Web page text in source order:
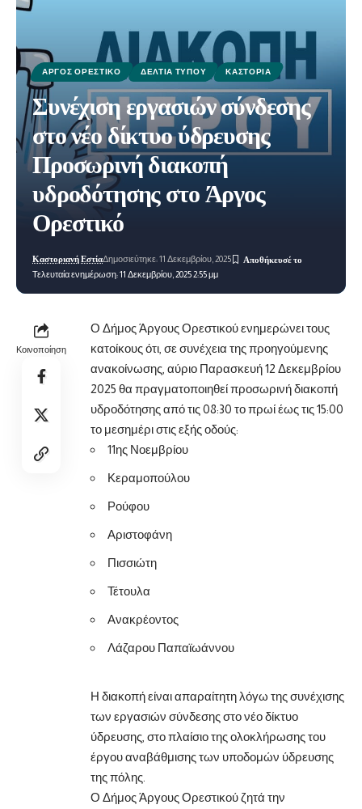
ΆΡΓΟΣ ΟΡΕΣΤΙΚΌ ΔΕΛΤΊΑ ΤΎΠΟΥ ΚΑΣΤΟΡΙΆ
Συνέχιση εργασιών σύνδεσης
στο νέο δίκτυο ύδρευσης
Προσωρινή διακοπή
υδροδότησης στο Άργος
Ορεστικό
Τελευταία ενημέρωση: 11 Δεκεμβρίου, 2025 2:55 μμ
Καστοριανή ΕστίαΔημοσιεύτηκε: 11 Δεκεμβρίου, 2025
Κοινοποίηση
Ο Δήμος Άργους Ορεστικού ενημερώνει τους
κατοίκους ότι, σε συνέχεια της προηγούμενης
ανακοίνωσης, αύριο Παρασκευή 12 Δεκεμβρίου
2025 θα πραγματοποιηθεί προσωρινήδιακοπή
υδροδότησης από τις 08:30 το πρωί έως τις 15:00
το μεσημέρι στις εξής οδούς:
11ης Νοεμβρίου
Κεραμοπούλου
Ρούφου
Αριστοφάνη
Πισσιώτη
Τέτουλα
Ανακρέοντος
Λάζαρου Παπαϊωάννου
Η διακοπή είναι απαραίτητη λόγω της συνέχισης
των εργασιών σύνδεσης στο νέο δίκτυο
ύδρευσης, στο πλαίσιο της ολοκλήρωσης του
έργου αναβάθμισης των υποδομών ύδρευσης
της πόλης.
Ο Δήμος Άργους Ορεστικού ζητά την